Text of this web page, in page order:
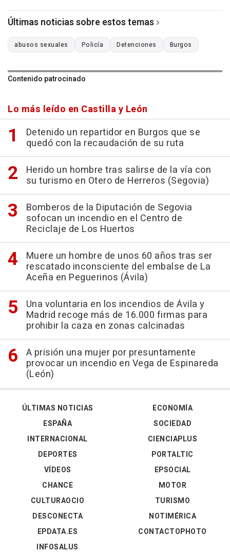
Últimas noticias sobre estos temas
abusos sexuales Policía Detenciones Burgos
Contenido patrocinado
Lo más leído en Castilla y León
Detenido un repartidor en Burgos que se
quedó con la recaudación de su ruta
Herido un hombre tras salirse de la vía con
su turismo en Otero de Herreros (Segovia)
Bomberos de la Diputación de Segovia
sofocan un incendio en el Centro de
Reciclaje de Los Huertos
Muere un hombre de unos 60 años tras ser
rescatado inconsciente del embalse de La
Aceña en Peguerinos (Ávila)
Una voluntaria en los incendios de Ávila y
Madrid recoge más de 16.000 firmas para
prohibir la caza en zonas calcinadas
A prisión una mujer por presuntamente
provocar un incendio en Vega de Espinareda
(León)
ÚLTIMAS NOTICIAS
ESPAÑA
INTERNACIONAL
DEPORTES
VÍDEOS
ECONOMÍA
SOCIEDAD
CIENCIAPLUS
PORTALTIC
EPSOCIAL
CHANCE
CULTURAOCIO
DESCONECTA
EPDATA.ES
INFOSALUS
MOTOR
TURISMO
NOTIMÉRICA
CONTACTOPHOTO